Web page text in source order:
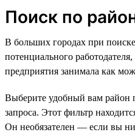
Поиск по
В больших городах при
потенциального
предприятия занимала как
Выберите удобный вам район
запроса. Этот фильтр
Он необязателен — если вы